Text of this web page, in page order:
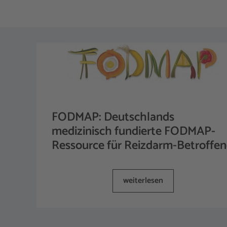
FODMAP: Deutschlands
medizinisch fundierte FODMAP-
Ressource für Reizdarm-
weiterlesen